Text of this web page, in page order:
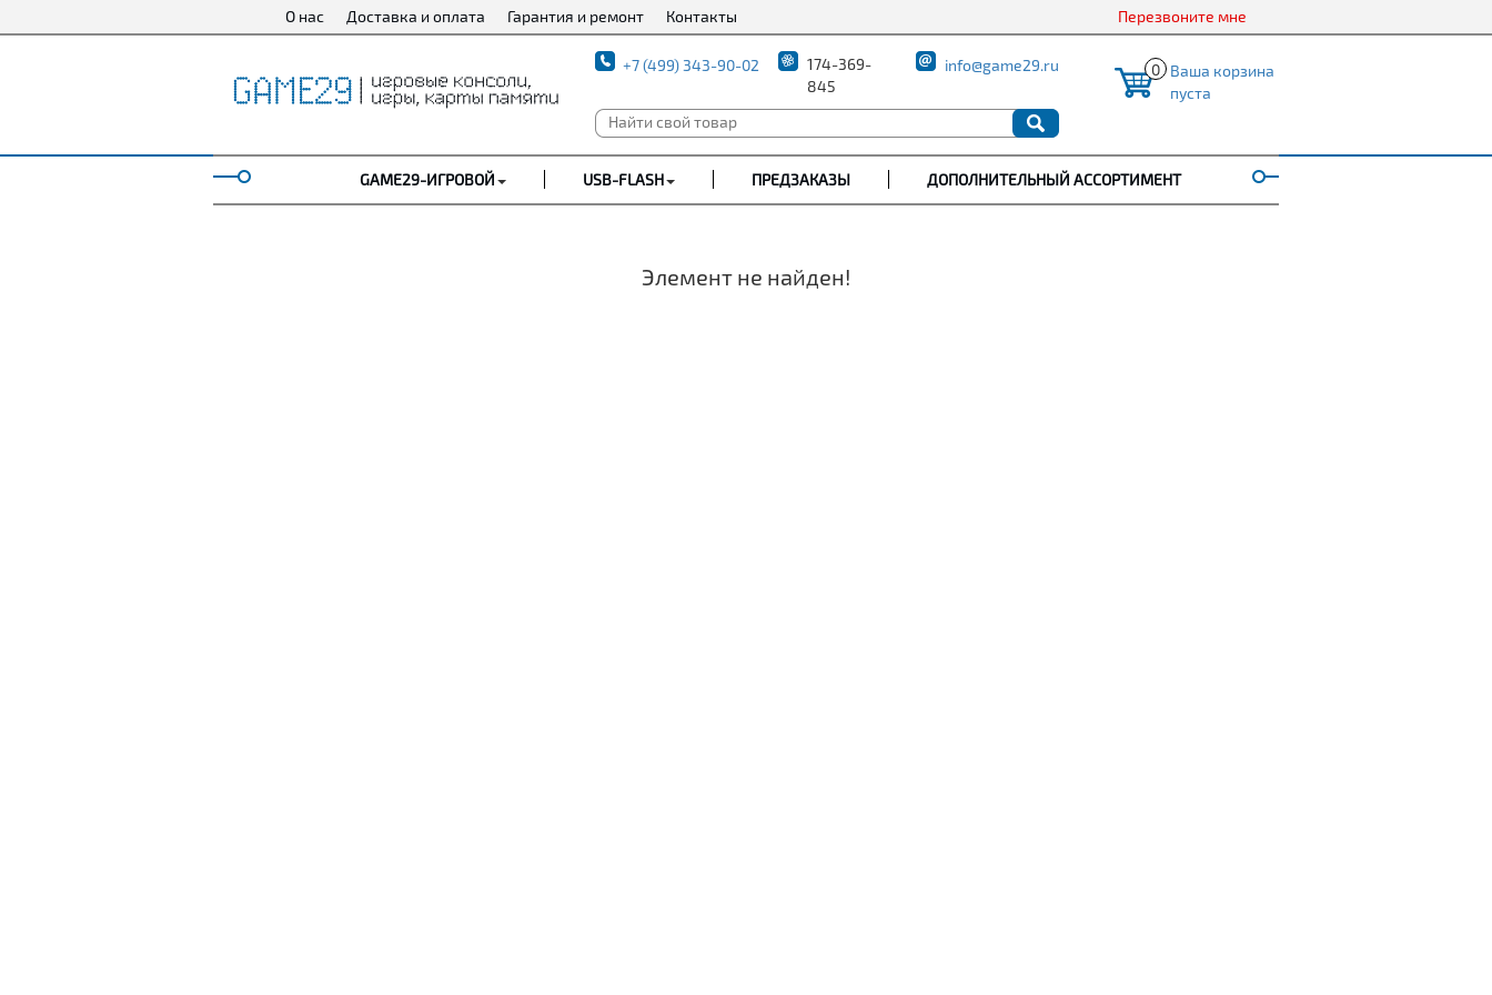
О нас Доставка и оплата Гарантия и ремонт Контакты Перезвоните мне
+7 (499) 343-90-02
174-369-
845
info@game29.ru 0 Ваша корзина
пуста
GAME29-ИГРОВОЙ USB-FLASH ПРЕДЗАКАЗЫ ДОПОЛНИТЕЛЬНЫЙ АССОРТИМЕНТ
Элемент не найден!